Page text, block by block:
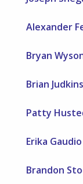
Alexander
Bryan
Brian Judkins
Patty
Erika Gaudio
Brandon